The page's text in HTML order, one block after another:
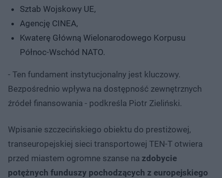
Sztab Wojskowy UE,
Agencję CINEA,
Kwaterę Główną Wielonarodowego Korpusu
Północ-Wschód NATO.
- Ten fundament instytucjonalny jest kluczowy.
Bezpośrednio wpływa na dostępność zewnętrznych
źródeł finansowania - podkreśla Piotr Zieliński.
Wpisanie szczecińskiego obiektu do prestiżowej,
transeuropejskiej sieci transportowej TEN-T otwiera
przed miastem ogromne szanse na zdobycie
potężnych funduszy pochodzących z europejskiego